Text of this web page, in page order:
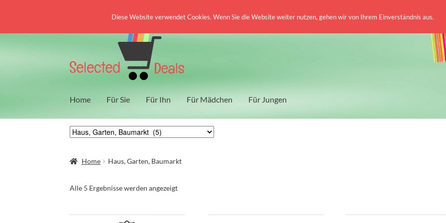
Home Für Sie Für Ihn Für Mädchen Für Jungen
Home Haus, Garten, Baumarkt
Alle 5 Ergebnisse werden angezeigtNach
Diese Website verwendet Cookies. Wenn Sie die Website weiter nutzen, gehen wir von Ihrem Einverständnis aus.